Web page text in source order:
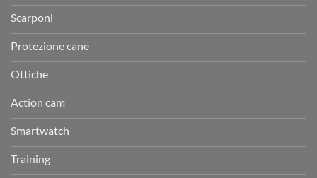
Scarponi
Protezione cane
Ottiche
Action cam
Smartwatch
Training